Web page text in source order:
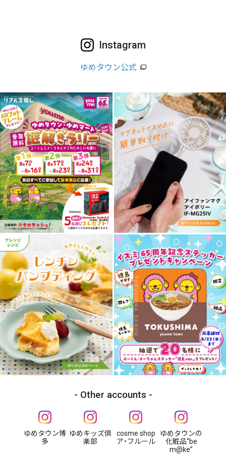
Instagram
ゆめタウン公式
Other accounts
ゆめタウン博
多
ゆめキッズ倶
楽部
cosme shop
ア・フルール
ゆめタウンの
化粧品“be
m@ke”